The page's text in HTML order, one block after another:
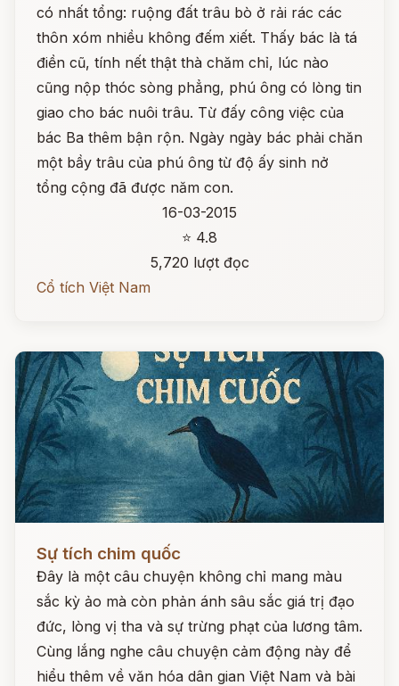
có nhất tổng: ruộng đất trâu bò ở rải rác các
thôn xóm nhiều không đếm xiết. Thấy bác là tá
điền cũ, tính nết thật thà chăm chỉ, lúc nào
cũng nộp thóc sòng phẳng, phú ông có lòng tin
giao cho bác nuôi trâu. Từ đấy công việc của
bác Ba thêm bận rộn. Ngày ngày bác phải chăn
một bầy trâu của phú ông từ độ ấy sinh nở
tổng cộng đã được năm con.
16-03-2015
⭐ 4.8
5,720 lượt đọc
Cổ tích Việt Nam
Sự tích chim quốc
Đây là một câu chuyện không chỉ mang màu
sắc kỳ ảo mà còn phản ánh sâu sắc giá trị đạo
đức, lòng vị tha và sự trừng phạt của lương tâm.
Cùng lắng nghe câu chuyện cảm động này để
hiểu thêm về văn hóa dân gian Việt Nam và bài